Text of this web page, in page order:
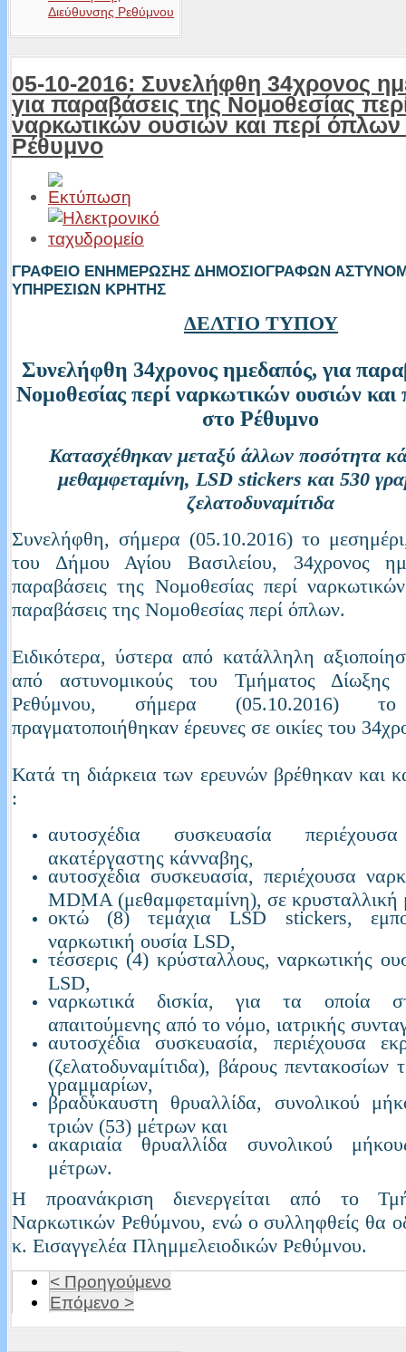
Διεύθυνσης Ρεθύμνου
05-10-2016: Συνελήφθη 34χρονος
για παραβάσεις της Νομοθεσίας
ναρκωτικών ουσιών και περί όπλων
Ρέθυμνο
ΓΡΑΦΕΙΟ ΕΝΗΜΕΡΩΣΗΣ ΔΗΜΟΣΙΟΓΡΑΦΩΝ
ΥΠΗΡΕΣΙΩΝ ΚΡΗΤΗΣ
ΔΕΛΤΙΟ ΤΥΠΟΥ
Συνελήφθη 34χρονος ημεδαπός, για
Νομοθεσίας περί ναρκωτικών ουσιών και
στο Ρέθυμνο
Κατασχέθηκαν μεταξύ άλλων ποσότητα
μεθαμφεταμίνη, LSD stickers και 530
ζελατοδυναμίτιδα
Συνελήφθη, σήμερα (05.10.2016) το
του Δήμου Αγίου Βασιλείου, 34χρονος
παραβάσεις της Νομοθεσίας περί
παραβάσεις της Νομοθεσίας περί όπλων.
Ειδικότερα, ύστερα από κατάλληλη
από αστυνομικούς του Τμήματος Δίωξης
Ρεθύμνου, σήμερα (05.10.2016) το
πραγματοποιήθηκαν έρευνες σε οικίες του
Κατά τη διάρκεια των ερευνών βρέθηκαν και
:
αυτοσχέδια συσκευασία
ακατέργαστης κάνναβης,
αυτοσχέδια συσκευασία, περιέχουσα
MDMA (μεθαμφεταμίνη), σε κρυσταλλική
οκτώ (8) τεμάχια LSD stickers,
ναρκωτική ουσία LSD,
τέσσερις (4) κρύσταλλους, ναρκωτικής
LSD,
ναρκωτικά δισκία, για τα οποία
απαιτούμενης από το νόμο, ιατρικής
αυτοσχέδια συσκευασία, περιέχουσα
(ζελατοδυναμίτιδα), βάρους πεντακοσίων
γραμμαρίων,
βραδύκαυστη θρυαλλίδα, συνολικού
τριών (53) μέτρων και
ακαριαία θρυαλλίδα συνολικού
μέτρων.
Η προανάκριση διενεργείται από το
Ναρκωτικών Ρεθύμνου, ενώ ο συλληφθείς θα
κ. Εισαγγελέα Πλημμελειοδικών Ρεθύμνου.
< Προηγούμενο
Επόμενο >